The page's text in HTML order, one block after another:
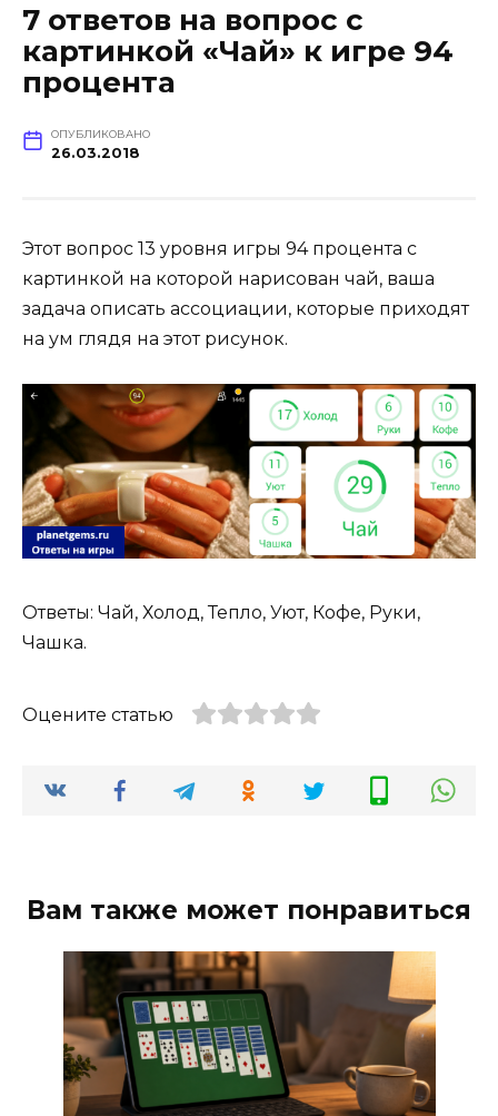
7 ответов на вопрос с
картинкой «Чай» к игре 94
процента
ОПУБЛИКОВАНО
26.03.2018
Этот вопрос 13 уровня игры 94 процента с
картинкой на которой нарисован чай, ваша
задача описать ассоциации, которые приходят
на ум глядя на этот рисунок.
Ответы: Чай, Холод, Тепло, Уют, Кофе, Руки,
Чашка.
Оцените статью
Вам также может понравиться